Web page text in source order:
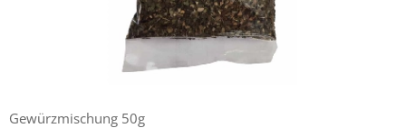
Gewürzmischung 50g